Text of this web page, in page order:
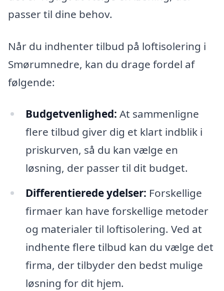
passer til dine behov.
Når du indhenter tilbud på loftisolering i
Smørumnedre, kan du drage fordel af
følgende:
Budgetvenlighed: At sammenligne
flere tilbud giver dig et klart indblik i
priskurven, så du kan vælge en
løsning, der passer til dit budget.
Differentierede ydelser: Forskellige
firmaer kan have forskellige metoder
og materialer til loftisolering. Ved at
indhente flere tilbud kan du vælge det
firma, der tilbyder den bedst mulige
løsning for dit hjem.